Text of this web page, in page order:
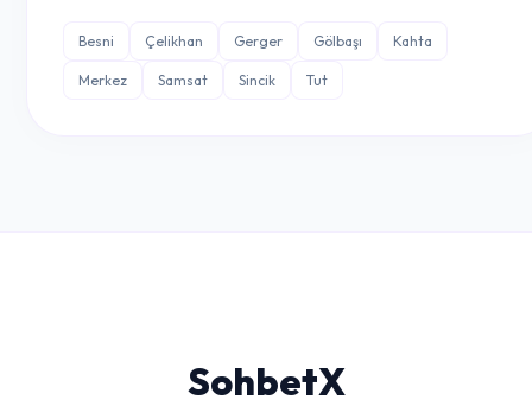
Besni Çelikhan Gerger Gölbaşı Kahta
Merkez Samsat Sincik Tut
SohbetX